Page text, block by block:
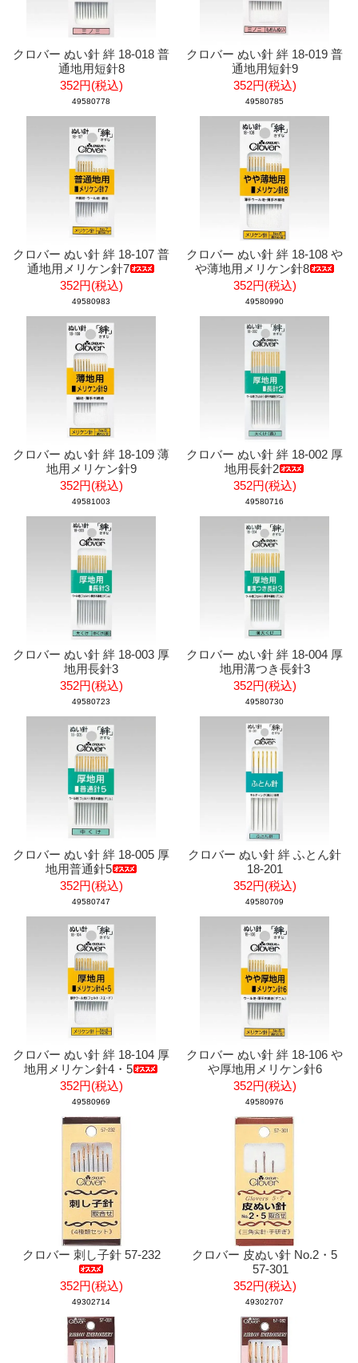
クロバー ぬい針 絆 18-018 普
通地用短針8
352円(税込)
49580778
クロバー ぬい針 絆 18-019 普
通地用短針9
352円(税込)
49580785
クロバー ぬい針 絆 18-107 普
通地用メリケン針7
352円(税込)
49580983
クロバー ぬい針 絆 18-108 や
や薄地用メリケン針8
352円(税込)
49580990
クロバー ぬい針 絆 18-109 薄
地用メリケン針9
352円(税込)
49581003
クロバー ぬい針 絆 18-002 厚
地用長針2
352円(税込)
49580716
クロバー ぬい針 絆 18-003 厚
地用長針3
352円(税込)
49580723
クロバー ぬい針 絆 18-004 厚
地用溝つき長針3
352円(税込)
49580730
クロバー ぬい針 絆 18-005 厚
地用普通針5
352円(税込)
49580747
クロバー ぬい針 絆 ふとん針
18-201
352円(税込)
49580709
クロバー ぬい針 絆 18-104 厚
地用メリケン針4・5
352円(税込)
49580969
クロバー ぬい針 絆 18-106 や
や厚地用メリケン針6
352円(税込)
49580976
クロバー 刺し子針 57-232
352円(税込)
49302714
クロバー 皮ぬい針 No.2・5
57-301
352円(税込)
49302707